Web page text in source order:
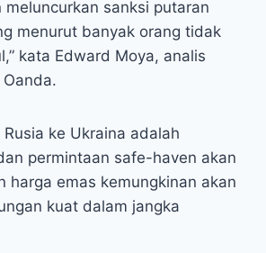
meluncurkan sanksi putaran
menurut banyak orang tidak
kata Edward Moya, analis
Rusia ke Ukraina adalah
permintaan safe-haven akan
harga emas kemungkinan akan
kuat dalam jangka